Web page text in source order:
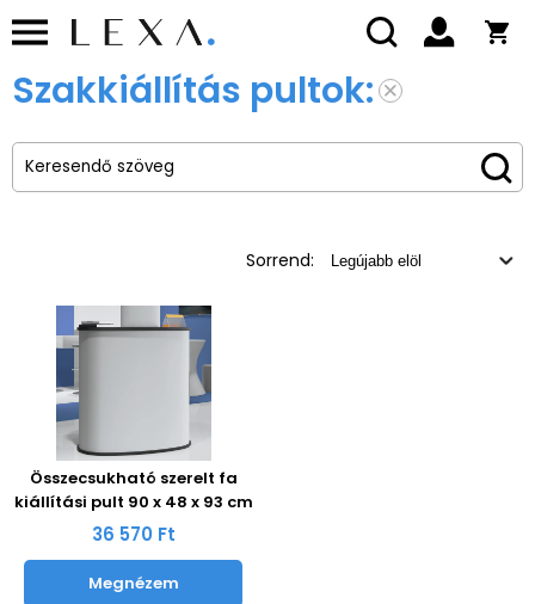
Szakkiállítás pultok:
Sorrend:
Összecsukható szerelt fa
kiállítási pult 90 x 48 x 93 cm
36 570 Ft
Megnézem